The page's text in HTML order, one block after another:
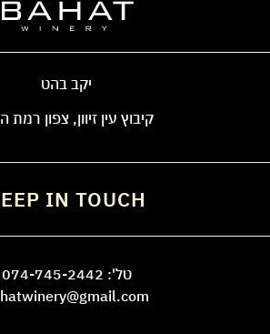
יקב בהט
קיבוץ עין זיוון, צפון רמת
IN TOUCH
טל': 074-745-2442